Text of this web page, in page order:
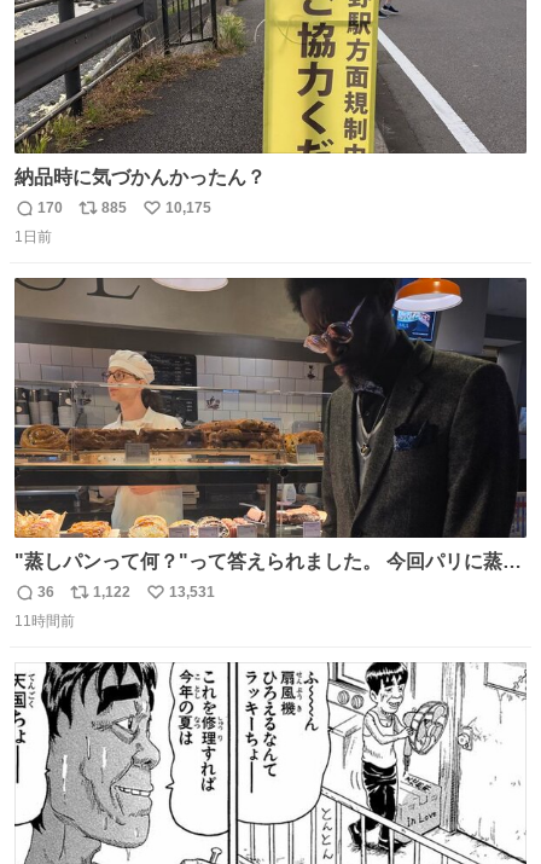
納品時に気づかんかったん？
返
信
170
リ
ト
数
885
い
10,175
1日前
"蒸しパンって何？"って答えられました。 今回パリに蒸し
パンがなかった。😭😢
返
信
36
リ
ポ
ト
数
1,122
い
数
13,531
11時間前